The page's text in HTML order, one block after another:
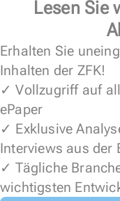
Lesen Sie
Erhalten Sie
Inhalten der ZFK!
✓ Vollzugriff auf
ePaper
✓ Exklusive
Interviews aus der
✓ Tägliche
wichtigsten